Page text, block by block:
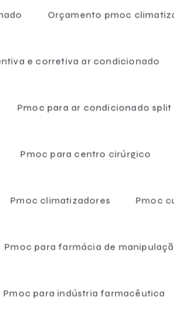
Orçamento pmoc
e corretiva ar condicionado
Pmoc para ar condicionado split
Pmoc para centro cirúrgico
Pmoc climatizadores Pmoc
Pmoc para farmácia de
Pmoc para indústria farmacêutica
com expertise na elaboração
personalizados, conforme as
com a SCS Engenharia e
a segurança dos seus produtos e
agora